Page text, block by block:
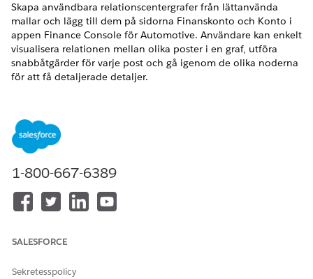
Skapa användbara relationscentergrafer från lättanvända
mallar och lägg till dem på sidorna Finanskonto och Konto i
appen Finance Console för Automotive. Användare kan enkelt
visualisera relationen mellan olika poster i en graf, utföra
snabbåtgärder för varje post och gå igenom de olika noderna
för att få detaljerade detaljer.
Tillgängliga i:
Visa information om alla lån och leasingavtal för
captivefinansiering och relaterade intressenter i en visuell
graf för kontoposter. Konfigurera en ARC-graf (ARC-graf)
tittar på kontoposter.
Visualisera fordon och intressenter för ett lån eller leasing
1-800-667-6389
SALESFORCE
Sekretesspolicy